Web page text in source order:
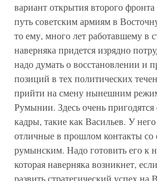
вариант открытия второго
путь советским армиям в
то ему, много лет работавшему в
наверняка придется изрядно
надо думать о восстановлении и
позиций в тех политических
прийти на смену нынешним
Румынии. Здесь очень
кадры, такие как Васильев. У
отличные в прошлом контакты со
румынским. Надо готовить его к
которая наверняка возникнет,
развить стратегический успех